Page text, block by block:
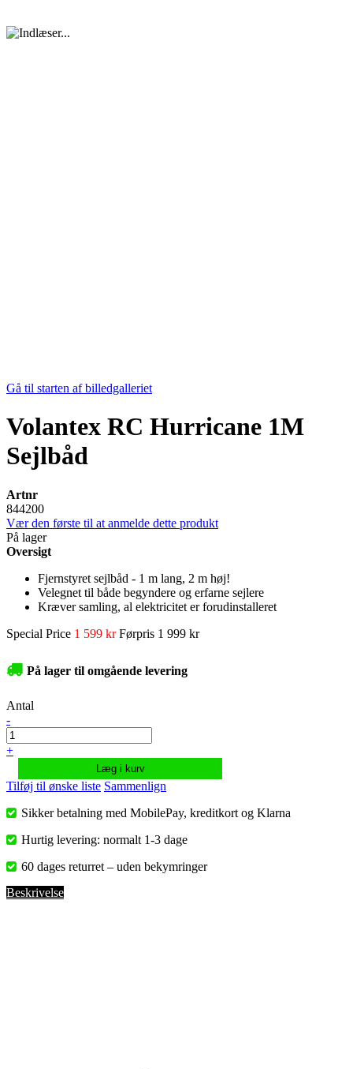
Gå til starten af billedgalleriet
Volantex RC Hurricane 1M
Sejlbåd
Artnr
844200
Vær den første til at anmelde dette produkt
På lager
Oversigt
Fjernstyret sejlbåd - 1 m lang, 2 m høj!
Velegnet til både begyndere og erfarne sejlere
Kræver samling, al elektricitet er forudinstalleret
Special Price 1 599 kr Førpris 1 999 kr
På lager til omgående levering
Antal
-
+
Læg i kurv
Tilføj til ønske liste Sammenlign
Sikker betalning med MobilePay, kreditkort og Klarna
Hurtig levering: normalt 1-3 dage
60 dages returret – uden bekymringer
Beskrivelse